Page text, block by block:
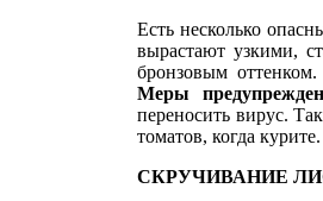
Есть несколько
выра­стают узкими,
бронзо­вым
Меры
переносить ви­рус.
томатов, когда курите.
СКРУЧИВАНИЕ